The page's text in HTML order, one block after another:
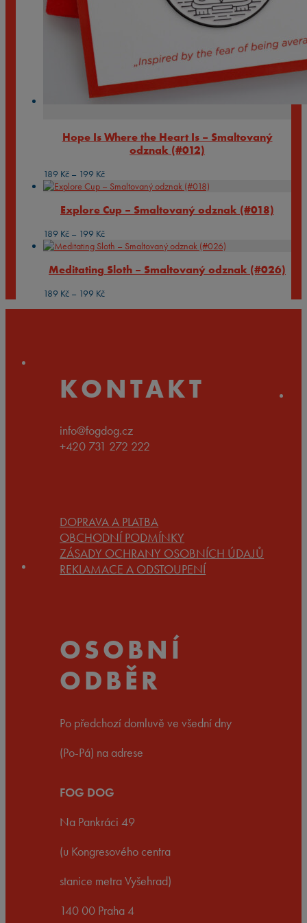
Hope Is Where the Heart Is – Smaltovaný
odznak (#012)
189 Kč – 199 KčRozpětí
cen:
až
Explore Cup – Smaltovaný odznak (#018)
189 Kč – 199 KčRozpětí
cen:
až
Meditating Sloth – Smaltovaný odznak (#026)
189 Kč – 199 KčRozpětí
KONTAKT
info@fogdog.cz
+420 731 272 222
DOPRAVA A PLATBA
OBCHODNÍ PODMÍNKY
ZÁSADY OCHRANY OSOBNÍCH ÚDAJŮ
REKLAMACE A ODSTOUPENÍ
OSOBNÍ
ODBĚR
Po předchozí domluvě ve všední dny
(Po-Pá) na adrese
FOG DOG
Na Pankráci 49
(u Kongresového centra
stanice metra Vyšehrad)
140 00 Praha 4